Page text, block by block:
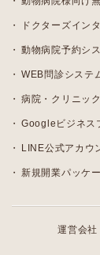
ドクターズイン
動物病院予約シ
WEB問診システ
病院・クリニッ
Googleビジネス
LINE公式アカウ
新規開業パッケ
運営会社